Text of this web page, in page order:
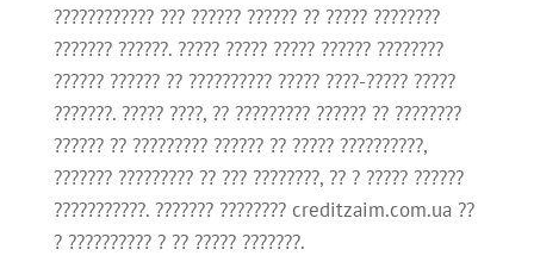
???????????? ??? ?????? ?????? ?? ????? ????????
??????? ??????. ????? ????? ????? ?????? ????????
?????? ?????? ?? ?????????? ????? ????-????? ?????
???????. ????? ????, ?? ????????? ?????? ?? ????????
?????? ?? ????????? ?????? ?? ????? ??????????,
??????? ????????? ?? ??? ????????, ?? ? ????? ??????
???????????. ??????? ???????? creditzaim.com.ua ??
? ?????????? ? ?? ????? ???????.